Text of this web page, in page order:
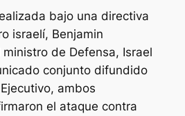
bajo una directiva
israelí, Benjamin
de Defensa, Israel
conjunto difundido
ambos
el ataque contra